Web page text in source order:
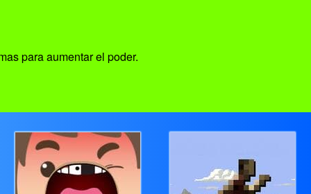
para aumentar el poder.